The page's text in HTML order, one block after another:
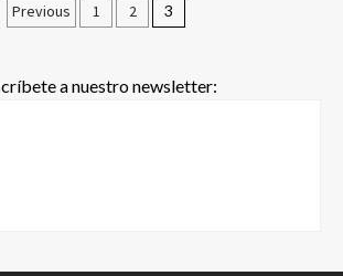
Previous 1 2 3
a nuestro newsletter: